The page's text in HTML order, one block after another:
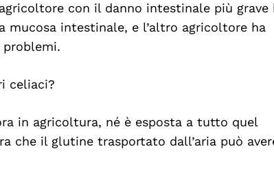
con il danno intestinale più grave
mucosa intestinale, e l’altro agricoltore ha
celiaci?
in agricoltura, né è esposta a tutto quel
che il glutine trasportato dall’aria può